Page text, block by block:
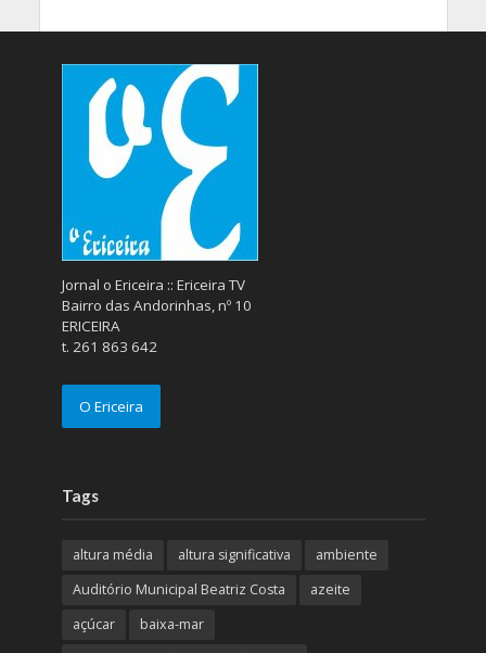
Jornal o Ericeira :: Ericeira TV
Bairro das Andorinhas, nº 10
ERICEIRA
t. 261 863 642
O Ericeira
Tags
altura média altura significativa
ambiente
Auditório Municipal Beatriz Costa
azeite
açúcar
baixa-mar